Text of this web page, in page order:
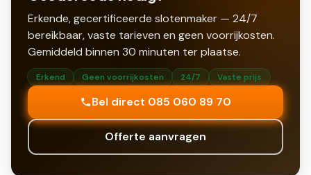
Erkende, gecertificeerde slotenmaker — 24/7
bereikbaar, vaste tarieven en geen voorrijkosten.
Gemiddeld binnen 30 minuten ter plaatse.
Erkend Geen voorrijkosten 24/7 Vaste prijs
Bel direct 085 060 89 70
Offerte aanvragen